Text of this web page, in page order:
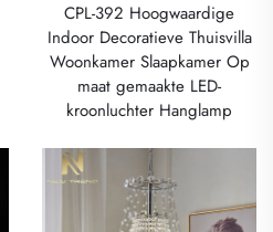
CPL-392 Hoogwaardige
Indoor Decoratieve Thuisvilla
Woonkamer Slaapkamer Op
maat gemaakte LED-
kroonluchter Hanglamp